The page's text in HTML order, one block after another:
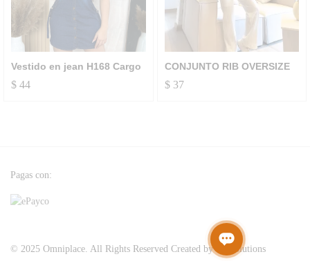
Vestido en jean H168 Cargo
$ 44
CONJUNTO RIB OVERSIZE
$37
© 2025 Omniplace. All Rights Reserved Created by SP Solutions
Pagas con: